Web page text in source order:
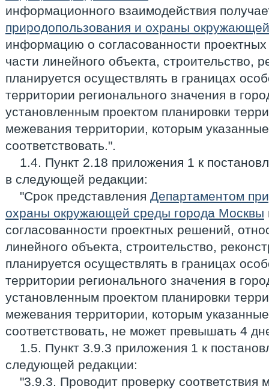
информационного взаимодействия
природопользования и охраны
информацию о согласованности
части линейного объекта, строительство,
планируется осуществлять в границах
территории регионального значения в
установленным проектом планировки
межевания территории, которым
соответствовать.".
1.4. Пункт 2.18 приложения 1 к
в следующей редакции:
"Срок представления Департаментом
охраны окружающей среды города Москвы
согласованности проектных решений,
линейного объекта, строительство,
планируется осуществлять в границах
территории регионального значения в
установленным проектом планировки
межевания территории, которым
соответствовать, не может превышать 4
1.5. Пункт 3.9.3 приложения 1 к
следующей редакции:
"3.9.3. Проводит проверку соответствия